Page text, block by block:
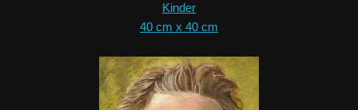
Kinder
40 cm x 40 cm